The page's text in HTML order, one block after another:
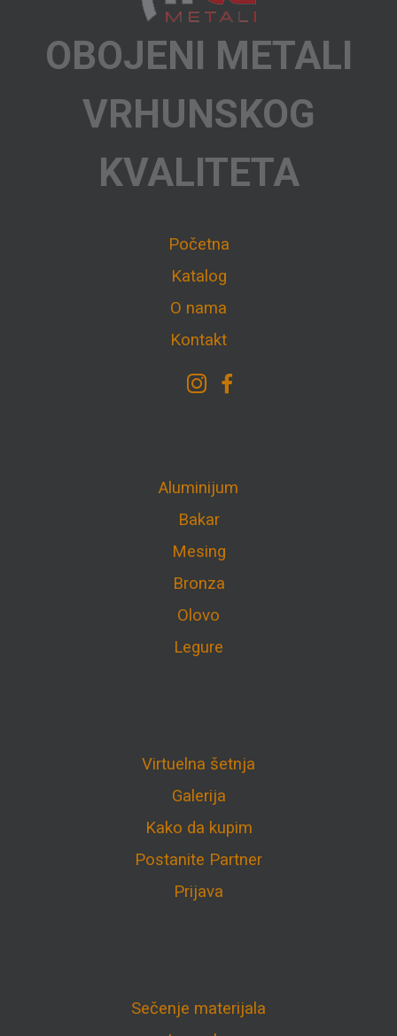
OBOJENI METALI
VRHUNSKOG
KVALITETA
Početna
Katalog
O nama
Kontakt
Aluminijum
Bakar
Mesing
Bronza
Olovo
Legure
Virtuelna šetnja
Galerija
Kako da kupim
Postanite Partner
Prijava
Sečenje materijala